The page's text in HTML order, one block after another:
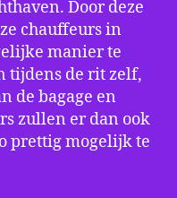
Door deze
chauffeurs in
manier te
tijdens de rit zelf,
de bagage en
zullen er dan ook
prettig mogelijk te